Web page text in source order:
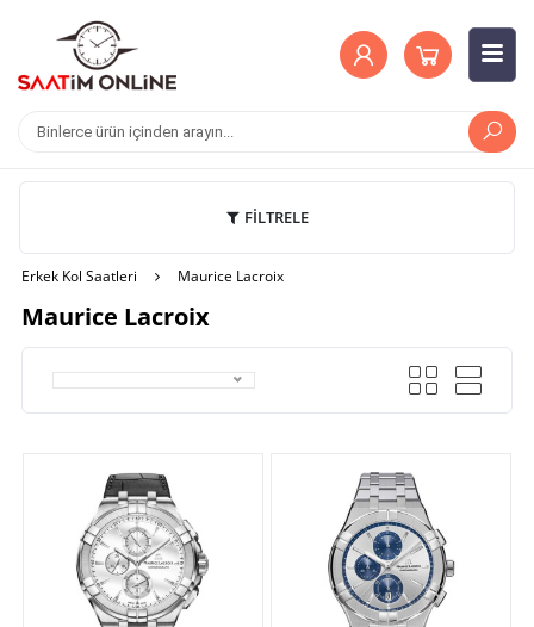
FİLTRELE
Erkek Kol Saatleri Maurice Lacroix
Maurice Lacroix